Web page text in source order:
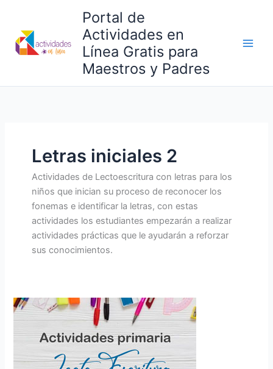
contenido
Portal de
Actividades en
Línea Gratis para
Maestros y Padres
Letras iniciales 2
Actividades de Lectoescritura con letras para los
niños que inician su proceso de reconocer los
fonemas e identificar la letras, con estas
actividades los estudiantes empezarán a realizar
actividades prácticas que le ayudarán a reforzar
sus conocimientos.
Actividades
con
la
D